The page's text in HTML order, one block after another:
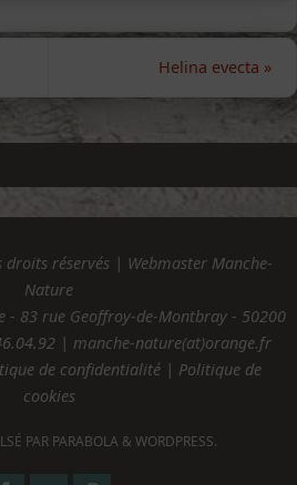
Helina evecta »
réservés | Webmaster Manche-
Nature
- 83 rue Geoffroy-de-Montbray - 50200
| manche-nature(at)orange.fr
de confidentialité| Politique de
cookies
PAR PARABOLA & WORDPRESS.